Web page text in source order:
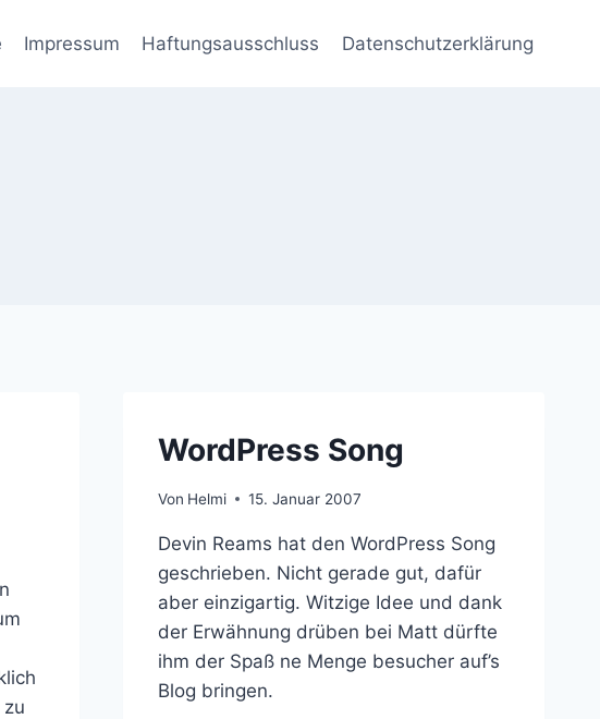
Impressum Haftungsausschluss Datenschutzerklärung
WordPress Song
Von Helmi 15. Januar 2007
Devin Reams hat den WordPress Song
geschrieben. Nicht gerade gut, dafür
aber einzigartig. Witzige Idee und dank
der Erwähnung drüben bei Matt dürfte
ihm der Spaß ne Menge besucher auf’s
Blog bringen.